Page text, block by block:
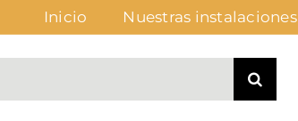
Inicio Nuestras instalaciones